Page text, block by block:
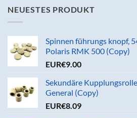
NEUESTES PRODUKT
Spinnen führungs knopf,
Polaris RMK 500 (Copy)
EUR€9.00
Sekundäre
General (Copy)
EUR€8.09